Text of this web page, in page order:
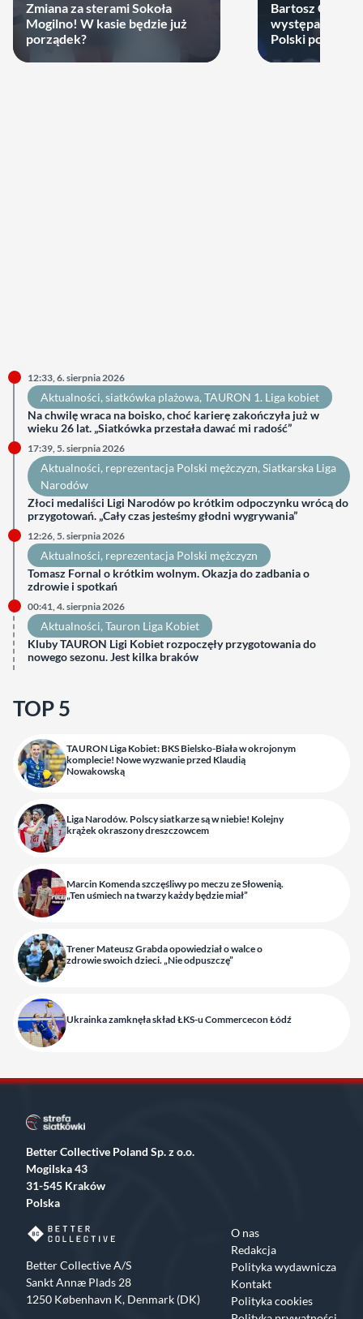
Zmiana za sterami Sokoła
Mogilno! W kasie będzie już
porządek?
Bartosz
występach w
Polski podjął
12:33, 6. sierpnia 2026
Aktualności, siatkówka plażowa, TAURON 1. Liga kobiet
Na chwilę wraca na boisko, choć karierę zakończyła już w
wieku 26 lat. „Siatkówka przestała dawać mi radość”
17:39, 5. sierpnia 2026
Aktualności, reprezentacja Polski mężczyzn, Siatkarska Liga
Narodów
Złoci medaliści Ligi Narodów po krótkim odpoczynku wrócą do
przygotowań. „Cały czas jesteśmy głodni wygrywania”
12:26, 5. sierpnia 2026
Aktualności, reprezentacja Polski mężczyzn
Tomasz Fornal o krótkim wolnym. Okazja do zadbania o
zdrowie i spotkań
00:41, 4. sierpnia 2026
Aktualności, Tauron Liga Kobiet
Kluby TAURON Ligi Kobiet rozpoczęły przygotowania do
nowego sezonu. Jest kilka braków
TOP 5
TAURON Liga Kobiet: BKS Bielsko-Biała w okrojonym
komplecie! Nowe wyzwanie przed Klaudią
Nowakowską
Liga Narodów. Polscy siatkarze są w niebie! Kolejny
krążek okraszony dreszczowcem
Marcin Komenda szczęśliwy po meczu ze Słowenią.
„Ten uśmiech na twarzy każdy będzie miał”
Trener Mateusz Grabda opowiedział o walce o
zdrowie swoich dzieci. „Nie odpuszczę”
Ukrainka zamknęła skład ŁKS-u Commercecon Łódź
Better Collective Poland Sp. z o.o.
Mogilska 43
31-545 Kraków
Polska
Better Collective A/S
Sankt Annæ Plads 28
1250 København K, Denmark (DK)
O nas
Redakcja
Polityka wydawnicza
Kontakt
Polityka cookies